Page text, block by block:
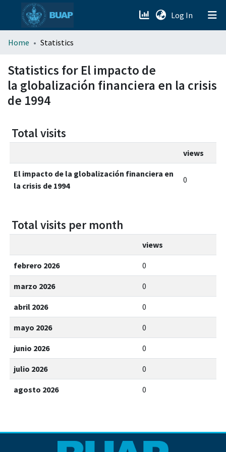
Log In (current)
menu.section.about_menu
All of DSpace
Home Statistics
Statistics for El impacto de
la globalización financiera en la crisis
de 1994
Total visits
views
El impacto de la globalización financiera en
la crisis de 1994
0
Total visits per month
views
febrero 2026 0
marzo 2026 0
abril 2026 0
mayo 2026 0
junio 2026 0
julio 2026 0
agosto 2026 0